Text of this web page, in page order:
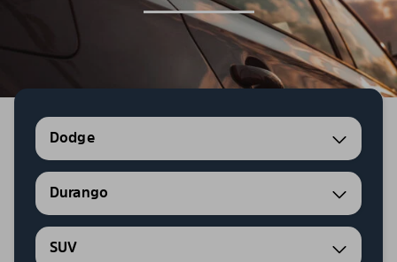
Dodge
Durango
SUV